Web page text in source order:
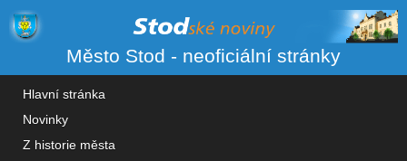
Město Stod - neoficiální stránky
Hlavní stránka
Novinky
Z historie města